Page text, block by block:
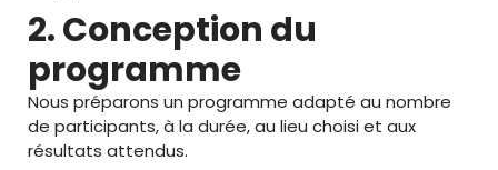
2. Conception du
programme
Nous préparons un programme adapté au nombre
de participants, à la durée, au lieu choisi et aux
résultats attendus.